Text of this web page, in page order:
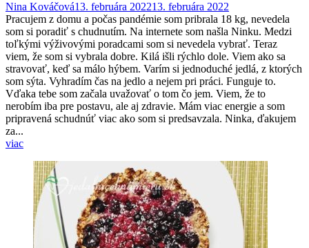
Nina Kováčová13. februára 202213. februára 2022
Pracujem z domu a počas pandémie som pribrala 18 kg, nevedela
som si poradiť s chudnutím. Na internete som našla Ninku. Medzi
toľkými výživovými poradcami som si nevedela vybrať. Teraz
viem, že som si vybrala dobre. Kilá išli rýchlo dole. Viem ako sa
stravovať, keď sa málo hýbem. Varím si jednoduché jedlá, z ktorých
som sýta. Vyhradím čas na jedlo a nejem pri práci. Funguje to.
Vďaka tebe som začala uvažovať o tom čo jem. Viem, že to
nerobím iba pre postavu, ale aj zdravie. Mám viac energie a som
pripravená schudnúť viac ako som si predsavzala. Ninka, ďakujem
za...
viac